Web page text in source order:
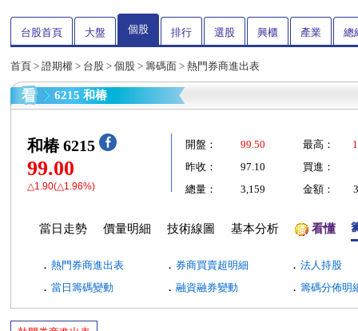
台股首頁 大盤 個股 排行 選股 興櫃 產業 總
首頁 > 證期權 > 台股 > 個股 > 籌碼面 > 熱門券商進出表
6215 和椿
和椿 6215
99.00
△1.90(△1.96%)
開盤： 99.50 最高：
昨收：
97.10
買進：
總量：
3,159 金額：
當日走勢 價量明細 技術線圖 基本分析 看懂
． 熱門券商進出表 ． 券商買賣超明細 ． 法人持股
． 當日籌碼變動 ． 融資融券變動 ． 籌碼分佈明